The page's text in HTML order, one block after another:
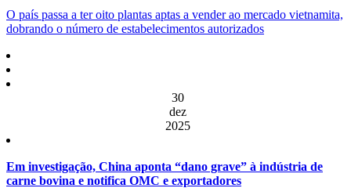
O país passa a ter oito plantas aptas a vender ao mercado vietnamita,
dobrando o número de estabelecimentos autorizados
30
dez
2025
Em investigação, China aponta “dano grave” à indústria de
carne bovina e notifica OMC e exportadores